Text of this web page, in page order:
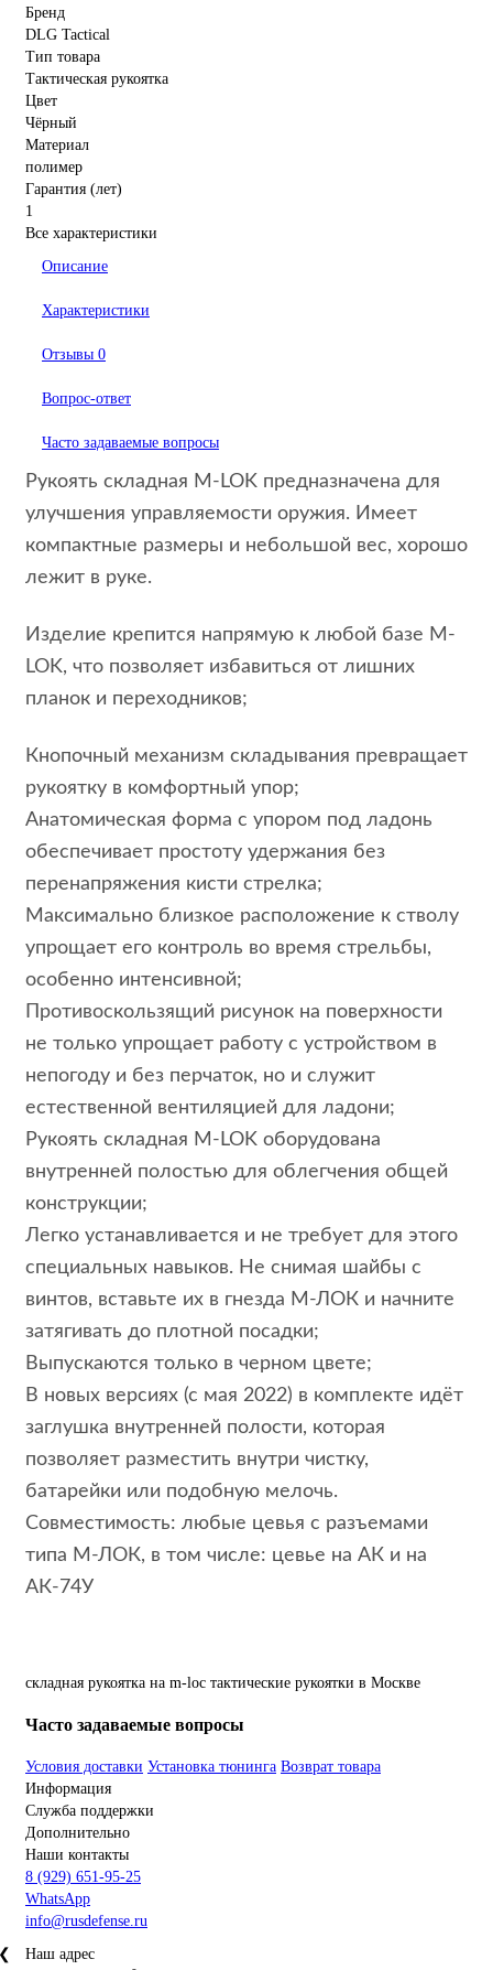
Бренд
DLG Tactical
Тип товара
Тактическая рукоятка
Цвет
Чёрный
Материал
полимер
Гарантия (лет)
1
Все характеристики
Описание
Характеристики
Отзывы 0
Вопрос-ответ
Часто задаваемые вопросы
Рукоять складная M-LOK предназначена для
улучшения управляемости оружия. Имеет
компактные размеры и небольшой вес, хорошо
лежит в руке.
Изделие крепится напрямую к любой базе M-
LOK, что позволяет избавиться от лишних
планок и переходников;
Кнопочный механизм складывания превращает
рукоятку в комфортный упор;
Анатомическая форма с упором под ладонь
обеспечивает простоту удержания без
перенапряжения кисти стрелка;
Максимально близкое расположение к стволу
упрощает его контроль во время стрельбы,
особенно интенсивной;
Противоскользящий рисунок на поверхности
не только упрощает работу с устройством в
непогоду и без перчаток, но и служит
естественной вентиляцией для ладони;
Рукоять складная M-LOK оборудована
внутренней полостью для облегчения общей
конструкции;
Легко устанавливается и не требует для этого
специальных навыков. Не снимая шайбы с
винтов, вставьте их в гнезда М-ЛОК и начните
затягивать до плотной посадки;
Выпускаются только в черном цвете;
В новых версиях (с мая 2022) в комплекте идёт
заглушка внутренней полости, которая
позволяет разместить внутри чистку,
батарейки или подобную мелочь.
Совместимость: любые цевья с разъемами
типа М-ЛОК, в том числе: цевье на АК и на
АК-74У
складная рукоятка на m-loc тактические рукоятки в Москве
Часто задаваемые вопросы
Условия доставки Установка тюнинга Возврат товара
Информация
Служба поддержки
Дополнительно
Наши контакты
8 (929) 651-95-25
WhatsApp
info@rusdefense.ru
Наш адрес